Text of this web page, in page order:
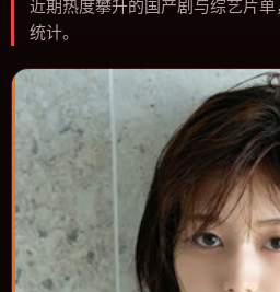
近期热度攀升的国产剧与综艺片
统计。